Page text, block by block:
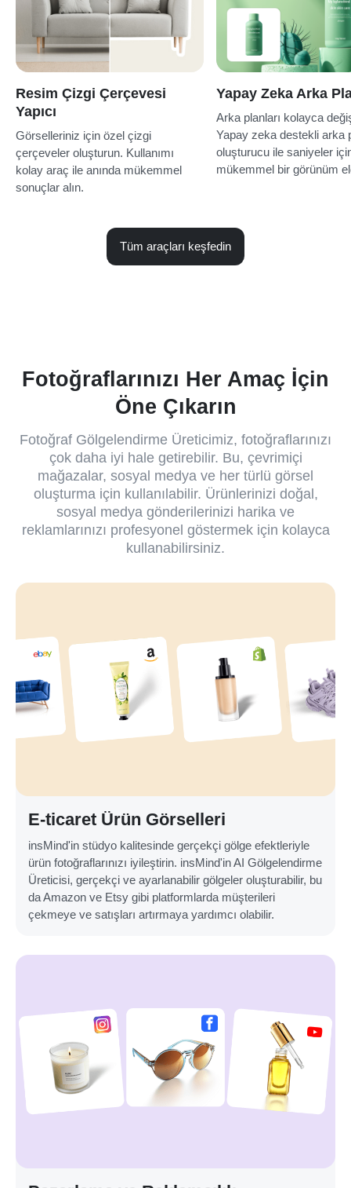
Resim Çizgi Çerçevesi
Yapıcı
Görselleriniz için özel çizgi
çerçeveler oluşturun. Kullanımı
kolay araç ile anında mükemmel
sonuçlar alın.
Yapay Zeka Arka
Arka planları kolayca
Yapay zeka destekli arka
oluşturucu ile saniyeler
mükemmel bir görünüm
Tüm araçları keşfedin
Fotoğraflarınızı Her Amaç İçin
Öne Çıkarın
Fotoğraf Gölgelendirme Üreticimiz, fotoğraflarınızı
çok daha iyi hale getirebilir. Bu, çevrimiçi
mağazalar, sosyal medya ve her türlü görsel
oluşturma için kullanılabilir. Ürünlerinizi doğal,
sosyal medya gönderilerinizi harika ve
reklamlarınızı profesyonel göstermek için kolayca
kullanabilirsiniz.
E-ticaret Ürün Görselleri
insMind'in stüdyo kalitesinde gerçekçi gölge efektleriyle
ürün fotoğraflarınızı iyileştirin. insMind'in AI Gölgelendirme
Üreticisi, gerçekçi ve ayarlanabilir gölgeler oluşturabilir, bu
da Amazon ve Etsy gibi platformlarda müşterileri
çekmeye ve satışları artırmaya yardımcı olabilir.